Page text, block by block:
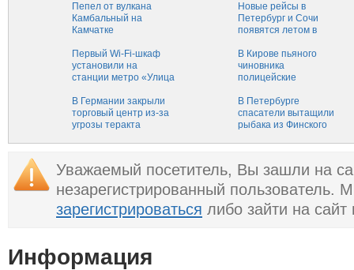
Пепел от вулкана
Камбальный на
Камчатке
900 км
Новые рейсы в
Петербург и Сочи
появятся летом в
Челябинска
Первый Wi-Fi-шкаф
установили на
станции метро «Улица
Петербурге
В Кирове пьяного
чиновника
полицейские
В Германии закрыли
торговый центр из-за
угрозы теракта
В Петербурге
спасатели вытащили
рыбака из Финского
Уважаемый посетитель, Вы зашли на
незарегистрированный
зарегистрироваться либо зайти на
Информация